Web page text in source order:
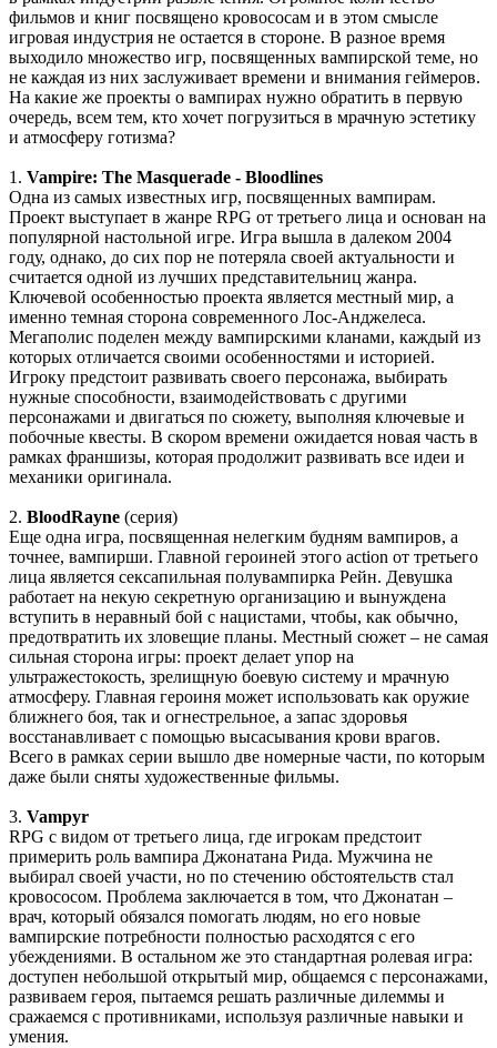
включая треки от Paul Linford
😁👏Огромная благодарность за труд. Не ожидал, что будет
полный саундтрек в хорошем качестве. За flac отдельная
благодарность ✔
cord:Boycenunse,
Soundtrack (OST):
скачать
Представлено несколько ссылок на скачивание (торрент,
архив и FLAC), но основной – Unofficial Game Soundtrack
OST. На странице можно послушать онлайн полную версию,
включая треки от Paul Linford
Сборник получился добротный, наслаждайтесь!
Boycenunse:Добавьте пожалуйста саундтрек из игры NFS
Most Wanted, которая 2005 года.
Mifman:Добро пожаловать на игровой сайт mifman.ru
Делитесь играми с друзьями и добавляйте сайт в избранное.
В этом чате Вы можете общаться. Пишите свои отзывы и
комментарии к играм.
фильмов и книг посвящено кровососам и в этом смысле
игровая индустрия не остается в стороне. В разное время
выходило множество игр, посвященных вампирской теме, но
не каждая из них заслуживает времени и внимания геймеров.
На какие же проекты о вампирах нужно обратить в первую
очередь, всем тем, кто хочет погрузиться в мрачную эстетику
и атмосферу готизма?
1. Vampire: The Masquerade - Bloodlines
Одна из самых известных игр, посвященных вампирам.
Проект выступает в жанре RPG от третьего лица и основан на
популярной настольной игре. Игра вышла в далеком 2004
году, однако, до сих пор не потеряла своей актуальности и
считается одной из лучших представительниц жанра.
Ключевой особенностью проекта является местный мир, а
именно темная сторона современного Лос-Анджелеса.
Мегаполис поделен между вампирскими кланами, каждый из
которых отличается своими особенностями и историей.
Игроку предстоит развивать своего персонажа, выбирать
нужные способности, взаимодействовать с другими
персонажами и двигаться по сюжету, выполняя ключевые и
побочные квесты. В скором времени ожидается новая часть в
рамках франшизы, которая продолжит развивать все идеи и
механики оригинала.
2. BloodRayne (cерия)
Еще одна игра, посвященная нелегким будням вампиров, а
точнее, вампирши. Главной героиней этого action от третьего
лица является сексапильная полувампирка Рейн. Девушка
работает на некую секретную организацию и вынуждена
вступить в неравный бой с нацистами, чтобы, как обычно,
предотвратить их зловещие планы. Местный сюжет – не самая
сильная сторона игры: проект делает упор на
ультражестокость, зрелищную боевую систему и мрачную
атмосферу. Главная героиня может использовать как оружие
ближнего боя, так и огнестрельное, а запас здоровья
восстанавливает с помощью высасывания крови врагов.
Всего в рамках серии вышло две номерные части, по которым
даже были сняты художественные фильмы.
3. Vampyr
RPG c видом от третьего лица, где игрокам предстоит
примерить роль вампира Джонатана Рида. Мужчина не
выбирал своей участи, но по стечению обстоятельств стал
кровососом. Проблема заключается в том, что Джонатан –
врач, который обязался помогать людям, но его новые
вампирские потребности полностью расходятся с его
убеждениями. В остальном же это стандартная ролевая игра:
доступен небольшой открытый мир, общаемся с персонажами,
развиваем героя, пытаемся решать различные дилеммы и
сражаемся с противниками, используя различные навыки и
умения.